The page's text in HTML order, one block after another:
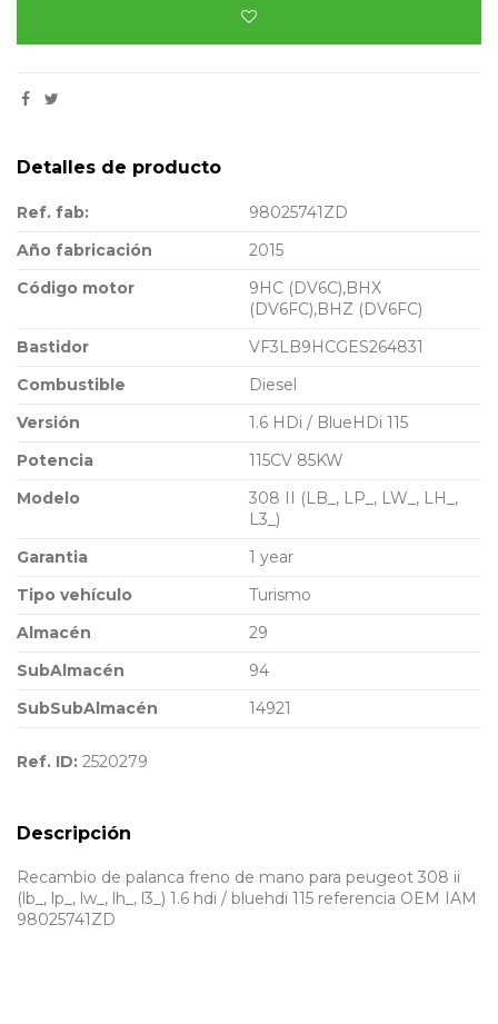
Detalles de producto
Ref. fab:
98025741ZD
Año fabricación
2015
Código motor
9HC (DV6C),BHX
(DV6FC),BHZ (DV6FC)
Bastidor
VF3LB9HCGES264831
Combustible
Diesel
Versión
1.6 HDi / BlueHDi 115
Potencia
115CV 85KW
Modelo
308 II (LB_, LP_, LW_, LH_,
L3_)
Garantia
1 year
Tipo vehículo
Turismo
Almacén
29
SubAlmacén
94
SubSubAlmacén
14921
Ref. ID: 2520279
Descripción
Recambio de palanca freno de mano para peugeot 308 ii
(lb_, lp_, lw_, lh_, l3_) 1.6 hdi / bluehdi 115 referencia OEM IAM
98025741ZD